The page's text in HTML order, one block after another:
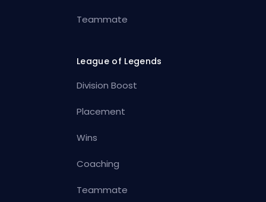
Teammate
League of Legends
Division Boost
Placement
Wins
Coaching
Teammate